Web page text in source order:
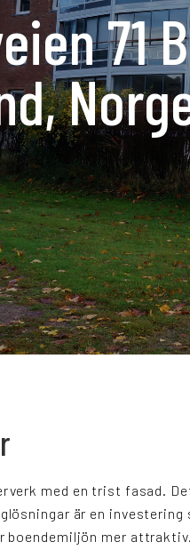
Nyheter
SV DK NO
71
med en trist fasad.
är en investering
mer